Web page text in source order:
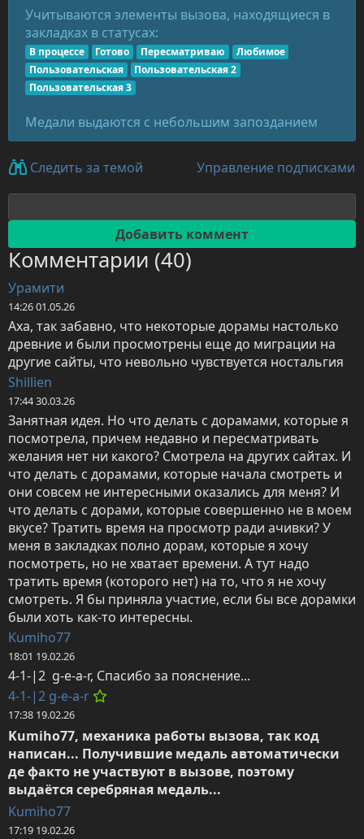
Учитываются элементы вызова, находящиеся в
закладках в статусах:
В процессе Готово Пересматриваю
Любимое
Пользовательская
Пользовательская 2
Пользовательская 3
Медали выдаются с небольшим запозданием
Следить за темой Управление подписками
Комментарии (40)
Урамити
14:26 01.05.26
Аха, так забавно, что некоторые дорамы настолько
древние и были просмотрены еще до миграции на
другие сайты, что невольно чувствуется ностальгия
Shillien
17:44 30.03.26
Занятная идея. Но что делать с дорамами, которые я
посмотрела, причем недавно и пересматривать
желания нет ни какого? Смотрела на других сайтах. И
что делать с дорамами, которые начала смотреть и
они совсем не интересными оказались для меня? И
что делать с дорами, которые совершенно не в моем
вкусе? Тратить время на просмотр ради ачивки? У
меня в закладках полно дорам, которые я хочу
посмотреть, но не хватает времени. А тут надо
тратить время (которого нет) на то, что я не хочу
смотреть. Я бы приняла участие, если бы все дорамки
были хоть как-то интересны.
Kumiho77
18:01 19.02.26
4-1-|2  g-e-a-r, Спасибо за пояснение...
4-1-|2 g-e-a-r
17:38 19.02.26
Kumiho77, механика работы вызова, так код
написан... Получившие медаль автоматически
де факто не участвуют в вызове, поэтому
выдаётся серебряная медаль...
Kumiho77
17:19 19.02.26